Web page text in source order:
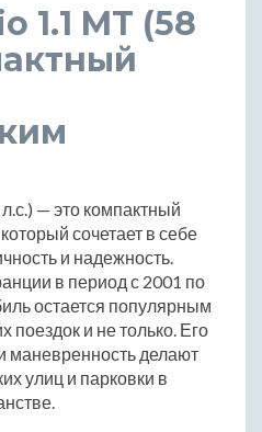
1.1 MT (58
— это компактный
сочетает в себе
и надежность.
в период с 2001 по
остается популярным
поездок и не только. Его
маневренность делают
улиц и парковки в